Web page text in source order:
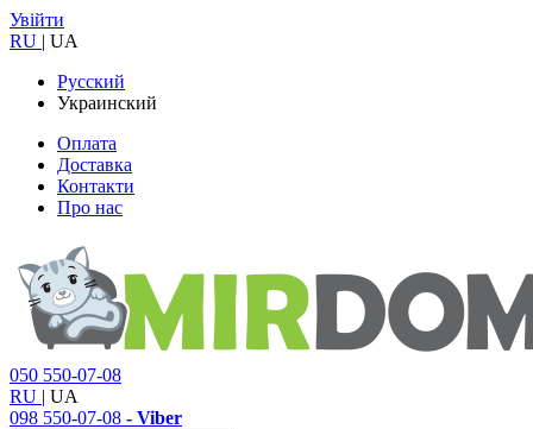
Увійти
RU | UA
Русский
Украинский
Оплата
Доставка
Контакти
Про нас
050 550-07-08
RU | UA
098 550-07-08 - Viber